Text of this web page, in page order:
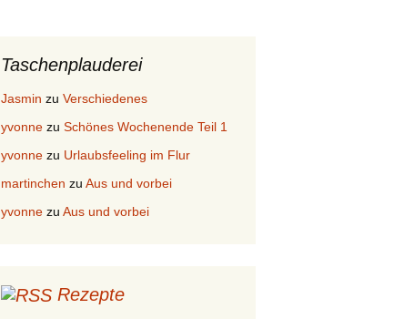
Taschenplauderei
Jasmin zu Verschiedenes
yvonne zu Schönes Wochenende Teil 1
yvonne zu Urlaubsfeeling im Flur
martinchen zu Aus und vorbei
yvonne zu Aus und vorbei
Rezepte